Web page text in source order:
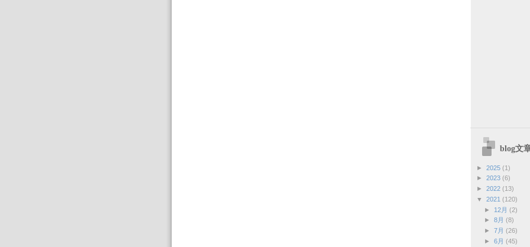
blog文
► 2025 (1)
► 2023 (6)
► 2022 (13)
▼ 2021 (120)
►
12月 (2)
► 8月 (8)
► 7月 (26)
► 6月 (45)